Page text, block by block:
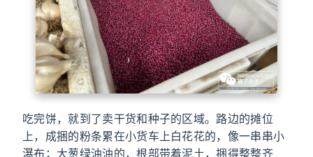
吃完饼，就到了卖干货和种子的区域。路边的摊位
上，成捆的粉条累在小货车上白花花的，像一串串小
瀑布；大葱绿油油的，根部带着泥土，捆得整整齐